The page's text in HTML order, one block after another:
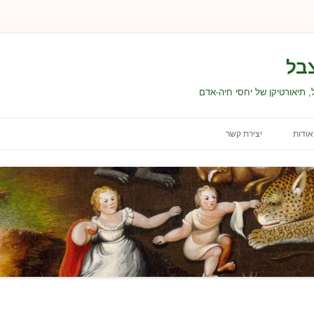
של יחסי חיה-אדם
אודות
תנאי השימוש באתר
הצהרת נגישות
בחירת התכנים ועריכתם
יצירת קשר